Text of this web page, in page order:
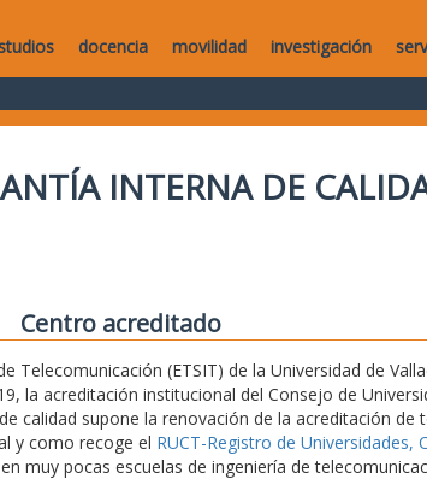
docencia movilidad investigación
INTERNA DE
Centro acreditado
Telecomunicación (ETSIT) de la Universidad de
la acreditación institucional del Consejo de
calidad supone la renovación de la acreditación de
y como recoge el RUCT-Registro de Universidades,
muy pocas escuelas de ingeniería de